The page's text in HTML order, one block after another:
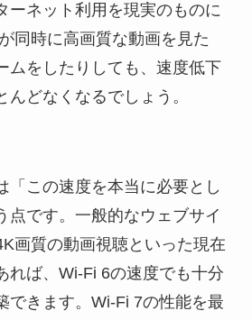
ーネット利用を現実のものに
同時に高画質な動画を見た
ムをしたりしても、速度低下
んどなくなるでしょう。
「この速度を本当に必要とし
点です。一般的なウェブサイ
画質の動画視聴といった現在
れば、Wi-Fi 6の速度でも十分
できます。Wi-Fi 7の性能を最